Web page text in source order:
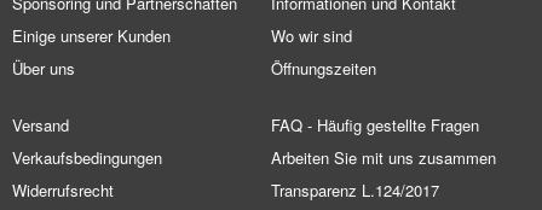
Einige unserer Kunden
Über uns
Wo wir sind
Öffnungszeiten
Versand
Verkaufsbedingungen
Widerrufsrecht
FAQ - Häufig gestellte Fragen
Arbeiten Sie mit uns zusammen
Transparenz L.124/2017